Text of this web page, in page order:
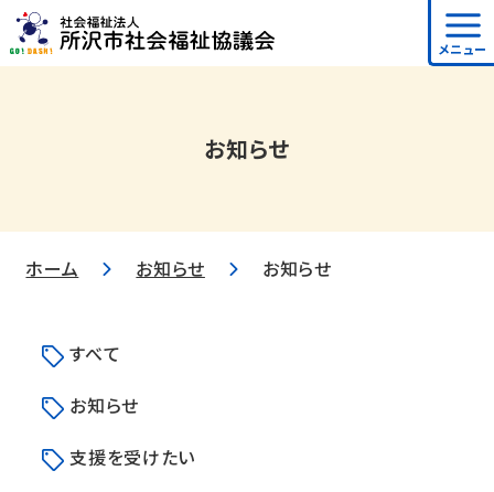
メニュー
お知らせ
ホーム お知らせ お知らせ
すべて
お知らせ
支援を受けたい